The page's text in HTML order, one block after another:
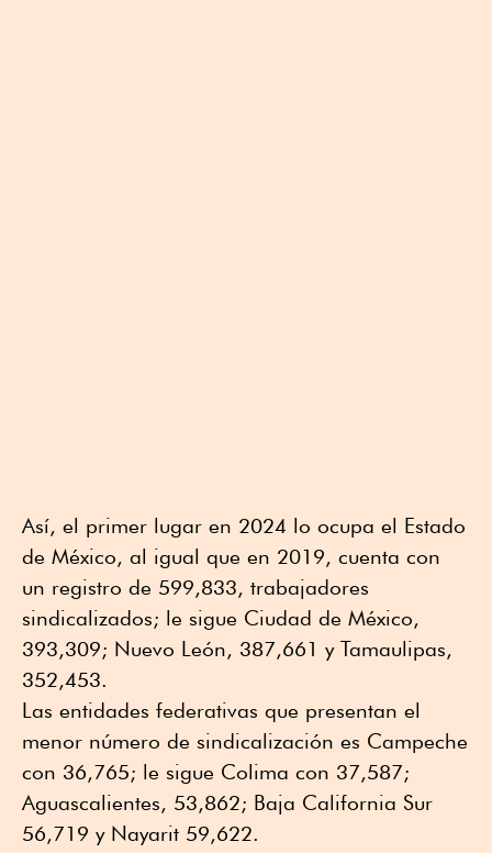
Así, el primer lugar en 2024 lo ocupa el Estado
de México, al igual que en 2019, cuenta con
un registro de 599,833, trabajadores
sindicalizados; le sigue Ciudad de México,
393,309; Nuevo León, 387,661 y Tamaulipas,
352,453.
Las entidades federativas que presentan el
menor número de sindicalización es Campeche
con 36,765; le sigue Colima con 37,587;
Aguascalientes, 53,862; Baja California Sur
56,719 y Nayarit 59,622.